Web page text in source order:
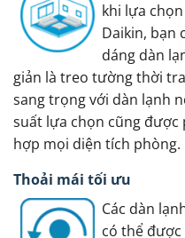
khi lựa
Daikin, bạn
dáng dàn
giản là treo tường thời
sang trọng với dàn lạnh
suất lựa chọn cũng
hợp mọi diện tích phòng.
Thoải mái tối ưu
Các dàn
có thể